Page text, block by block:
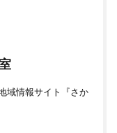
域情報サイト『さか